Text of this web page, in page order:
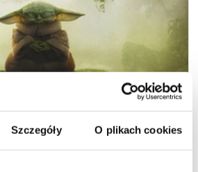
Szczegóły O plikach cookies